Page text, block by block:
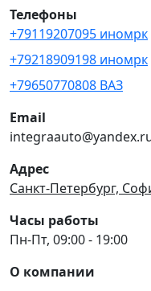
Телефоны
+79119207095 иномрк
+79218909198 иномрк
+79650770808 ВАЗ
Email
Адрес
Санкт-Петербург,
Часы работы
Пн-Пт, 09:00 - 19:00
О компании